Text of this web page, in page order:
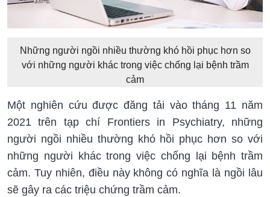
Những người ngồi nhiều thường khó hồi phục hơn so
với những người khác trong việc chống lại bệnh trầm
cảm
Một nghiên cứu được đăng tải vào tháng 11 năm
2021 trên tạp chí Frontiers in Psychiatry, những
người ngồi nhiều thường khó hồi phục hơn so với
những người khác trong việc chống lại bệnh trầm
cảm. Tuy nhiên, điều này không có nghĩa là ngồi lâu
sẽ gây ra các triệu chứng trầm cảm.